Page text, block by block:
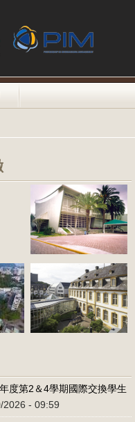
度第2＆4學期國際交換學生
2026 - 09:59